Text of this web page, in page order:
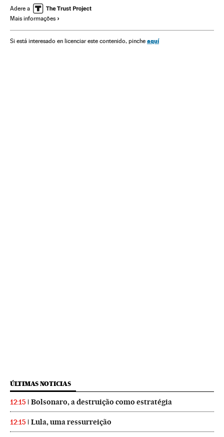
Petrobras Financiamento ilegal
Corrupção política Delitos fiscais Brasil
Adere a
Mais informações
Si está interesado en licenciar este contenido, pinche aquí
ÚLTIMAS NOTICIAS
12:15 Bolsonaro, a destruição como estratégia
12:15 Lula, uma ressurreição